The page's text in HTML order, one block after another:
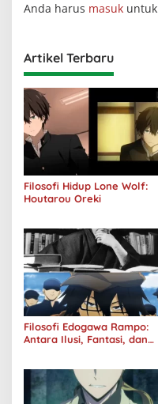
Anda harus masuk
Artikel Terbaru
Filosofi Hidup Lone Wolf:
Houtarou Oreki
Filosofi Edogawa Rampo:
Antara Ilusi, Fantasi, dan